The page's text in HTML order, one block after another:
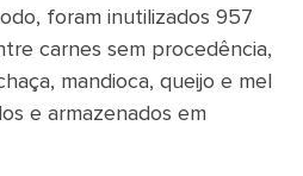
foram inutilizados 957
carnes sem procedência,
mandioca, queijo e mel
e armazenados em